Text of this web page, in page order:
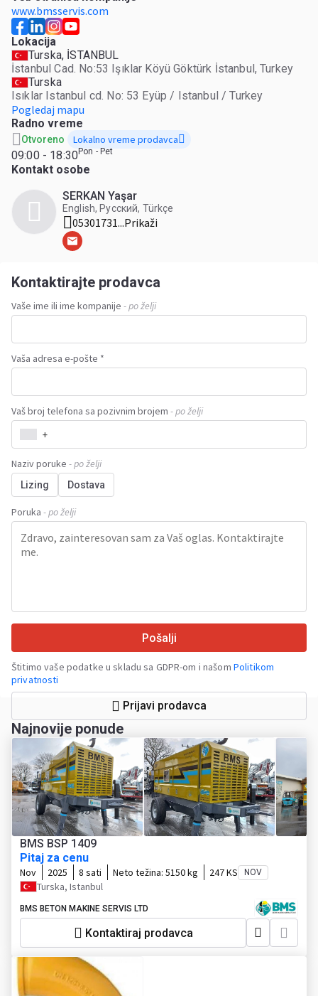
www.bmsservis.com
Lokacija
Turska, İSTANBUL
İstanbul Cad. No:53 Işıklar Köyü Göktürk İstanbul, Turkey
Turska
Isıklar Istanbul cd. No: 53 Eyüp / Istanbul / Turkey
Pogledaj mapu
Radno vreme
Otvoreno Lokalno vreme prodavca
09:00 - 18:30Pon - Pet
Kontakt osobe
SERKAN Yaşar
English, Русский, Türkçe
05301731...Prikaži
Kontaktirajte prodavca
Vaše ime ili ime kompanije - po želji
Vaša adresa e-pošte *
Vaš broj telefona sa pozivnim brojem - po želji
+
Naziv poruke - po želji
Lizing Dostava
Poruka - po želji
Pošalji
Štitimo vaše podatke u skladu sa GDPR-om i našom Politikom
privatnosti
Prijavi prodavca
Najnovije ponude
BMS BSP 1409
Pitaj za cenu
Nov 2025 8 sati Neto težina: 5150 kg 247 KS NOV
Turska, Istanbul
BMS BETON MAKINE SERVIS LTD
Kontaktiraj prodavca